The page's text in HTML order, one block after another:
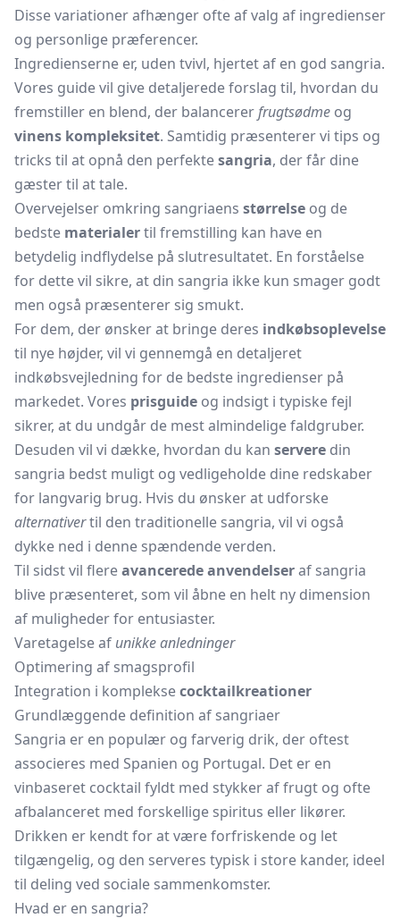
Disse variationer afhænger ofte af valg af ingredienser
og personlige præferencer.
Ingredienserne er, uden tvivl, hjertet af en god sangria.
Vores guide vil give detaljerede forslag til, hvordan du
fremstiller en blend, der balancererfrugtsødme og
vinens kompleksitet. Samtidig præsenterer vi tips og
tricks til at opnå den perfektesangria, der får dine
gæster til at tale.
Overvejelser omkring sangriaens størrelse og de
bedste materialertil fremstilling kan have en
betydelig indflydelse på slutresultatet. En forståelse
for dette vil sikre, at din sangria ikke kun smager godt
men også præsenterer sig smukt.
For dem, der ønsker at bringe deres indkøbsoplevelse
til nye højder, vil vi gennemgå en detaljeret
indkøbsvejledning for de bedste ingredienser på
markedet. Vores prisguide og indsigt i typiske fejl
sikrer, at du undgår de mest almindelige faldgruber.
Desuden vil vi dække, hvordan du kan servere din
sangria bedst muligt og vedligeholde dine redskaber
for langvarig brug. Hvis du ønsker at udforske
alternativertil den traditionelle sangria, vil vi også
dykke ned i denne spændende verden.
Til sidst vil flereavancerede anvendelseraf sangria
blive præsenteret, som vil åbne en helt ny dimension
af muligheder for entusiaster.
Varetagelse af unikke anledninger
Optimering af smagsprofil
Integration i kompleksecocktailkreationer
Grundlæggende definition af sangriaer
Sangria er en populær og farverig drik, der oftest
associeres med Spanien og Portugal. Det er en
vinbaseret cocktail fyldt med stykker af frugt og ofte
afbalanceret med forskellige spiritus eller likører.
Drikken er kendt for at være forfriskende og let
tilgængelig, og den serveres typisk i store kander, ideel
til deling ved sociale sammenkomster.
Hvad er en sangria?